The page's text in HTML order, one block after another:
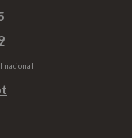
nacional